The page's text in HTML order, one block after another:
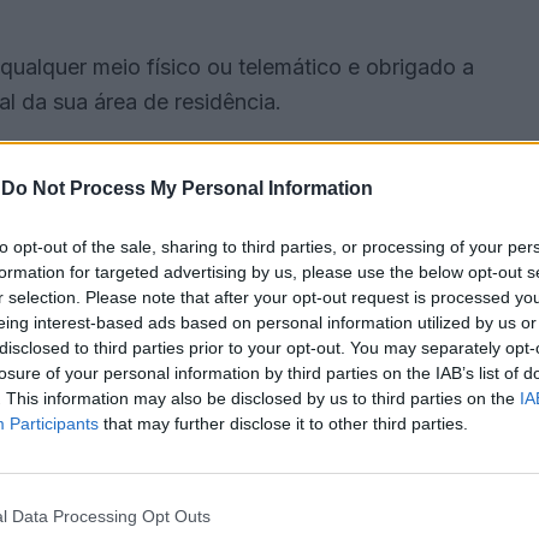
Do Not Process My Personal Information
opt-out of the sale, sharing to third parties, or processing of your
for targeted advertising by us, please use the below opt-out
selection. Please note that after your opt-out request is processed
interest-based ads based on personal information utilized by us
to third parties prior to your opt-out. You may separately
of your personal information by third parties on the IAB’s list of
This information may also be disclosed by us to third parties on the
Participants that may further disclose it to other third parties.
Data Processing Opt Outs
meio físico ou telemático e obrigado a
da sua área de residência.
de estupefacientes, em instituição ou
para assegurar a eficácia do
Núcleo de Investigação e de Apoio a Vítimas
da Guarda Nacional Republicana.
“exercia violência psicológica e física contra a
a um mandado de detenção” que